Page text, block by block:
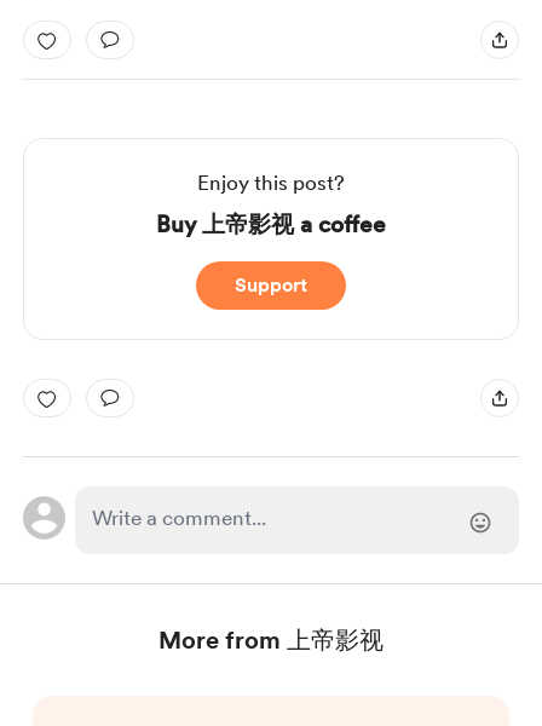
Enjoy this post?
Buy 上帝影视 a coffee
Support
More from 上帝影视